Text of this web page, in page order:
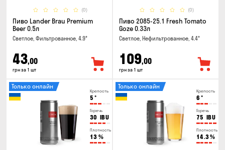
(0)
Пиво Lander Brau Premium
Beer 0.5л
Светлое, Фильтрованное, 4.9°
43,00
грн за 1 шт
(0)
Пиво 2085-25.1 Fresh Tomato
Goze 0.33л
Светлое, Нефильтрованное, 4.4°
109,00
грн за 1 шт
Крепость
5 °
Горечь
30 IBU
Плотность
13 %
Только онлайн
Крепость
6 °
Горечь
75 IBU
Плотность
14.3%
Только онлайн